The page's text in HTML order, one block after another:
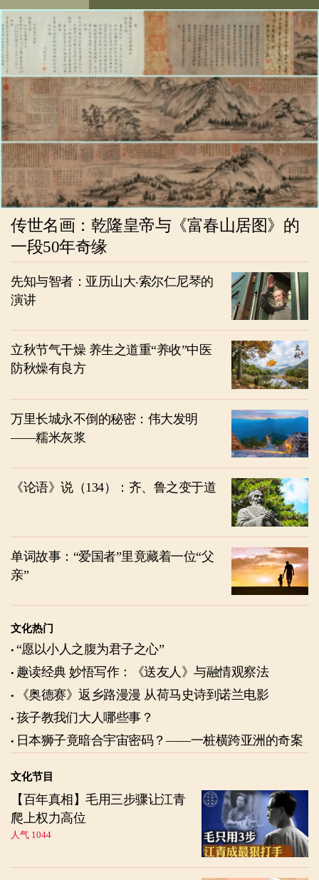
传世名画：乾隆皇帝与《富春山居图》的
一段50年奇缘
先知与智者：亚历山大‧索尔仁尼琴的
演讲
立秋节气干燥 养生之道重“养收”中医
防秋燥有良方
万里长城永不倒的秘密：伟大发明
——糯米灰浆
《论语》说（134）：齐、鲁之变于道
单词故事：“爱国者”里竟藏着一位“父
亲”
文化热门
“愿以小人之腹为君子之心”
趣读经典 妙悟写作：《送友人》与融情观察法
《奥德赛》返乡路漫漫 从荷马史诗到诺兰电影
孩子教我们大人哪些事？
日本狮子竟暗合宇宙密码？——一桩横跨亚洲的奇案
文化节目
【百年真相】毛用三步骤让江青
爬上权力高位
人气 1044